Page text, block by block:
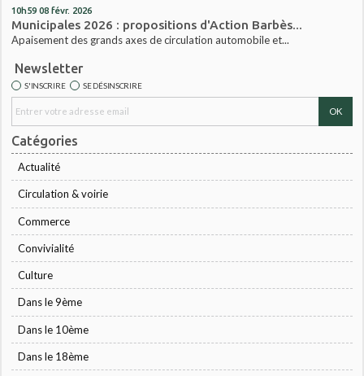
10h59 08 févr. 2026
Municipales 2026 : propositions d'Action Barbès...
Apaisement des grands axes de circulation automobile et...
Newsletter
S'INSCRIRE SE DÉSINSCRIRE
Catégories
Actualité
Circulation & voirie
Commerce
Convivialité
Culture
Dans le 9ème
Dans le 10ème
Dans le 18ème